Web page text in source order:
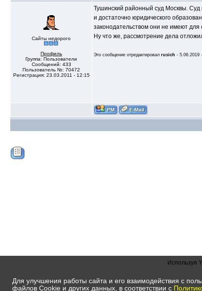
Сайты недорого
Профиль
Группа: Пользователи
Сообщений: 433
Пользователь №: 70472
Регистрация: 23.03.2011 - 12:15
Тушинский районный суд Москвы. Суд
и достаточно юридического
законодательством они не имеют
Ну что же, рассмотрение дела
Это сообщение отредактировалrusich - 5.06.2019
Используя
Для улучшения работы сайта и его взаимодействия с
файлов Сookie и других данных, в соответствии с